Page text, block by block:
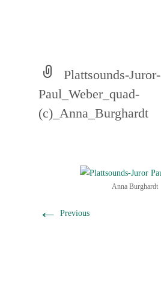
Plattsounds-Juror-
Paul_Weber_quad-
(c)_Anna_Burghardt
← Previous
Anna Burghardt